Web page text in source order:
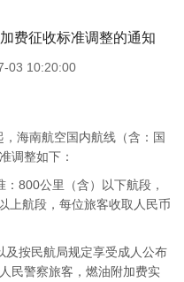
费征收标准调整的通知
03 10:20:00
海南航空国内航线（含：国
调整如下：
800公里（含）以下航段，
上航段，每位旅客收取人民币
按民航局规定享受成人公布
民警察旅客，燃油附加费实